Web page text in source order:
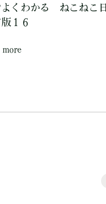
よくわかる ねこねこ
１６
more